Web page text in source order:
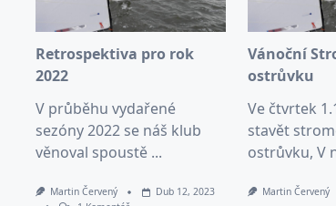
Retrospektiva pro rok
2022
V průběhu vydařené
sezóny 2022 se náš klub
věnoval spoustě ...
Martin Červený
Dub 12, 2023
Vánoční
ostrůvku
Ve čtvrtek
stavět
ostrůvku, V
Martin Červený